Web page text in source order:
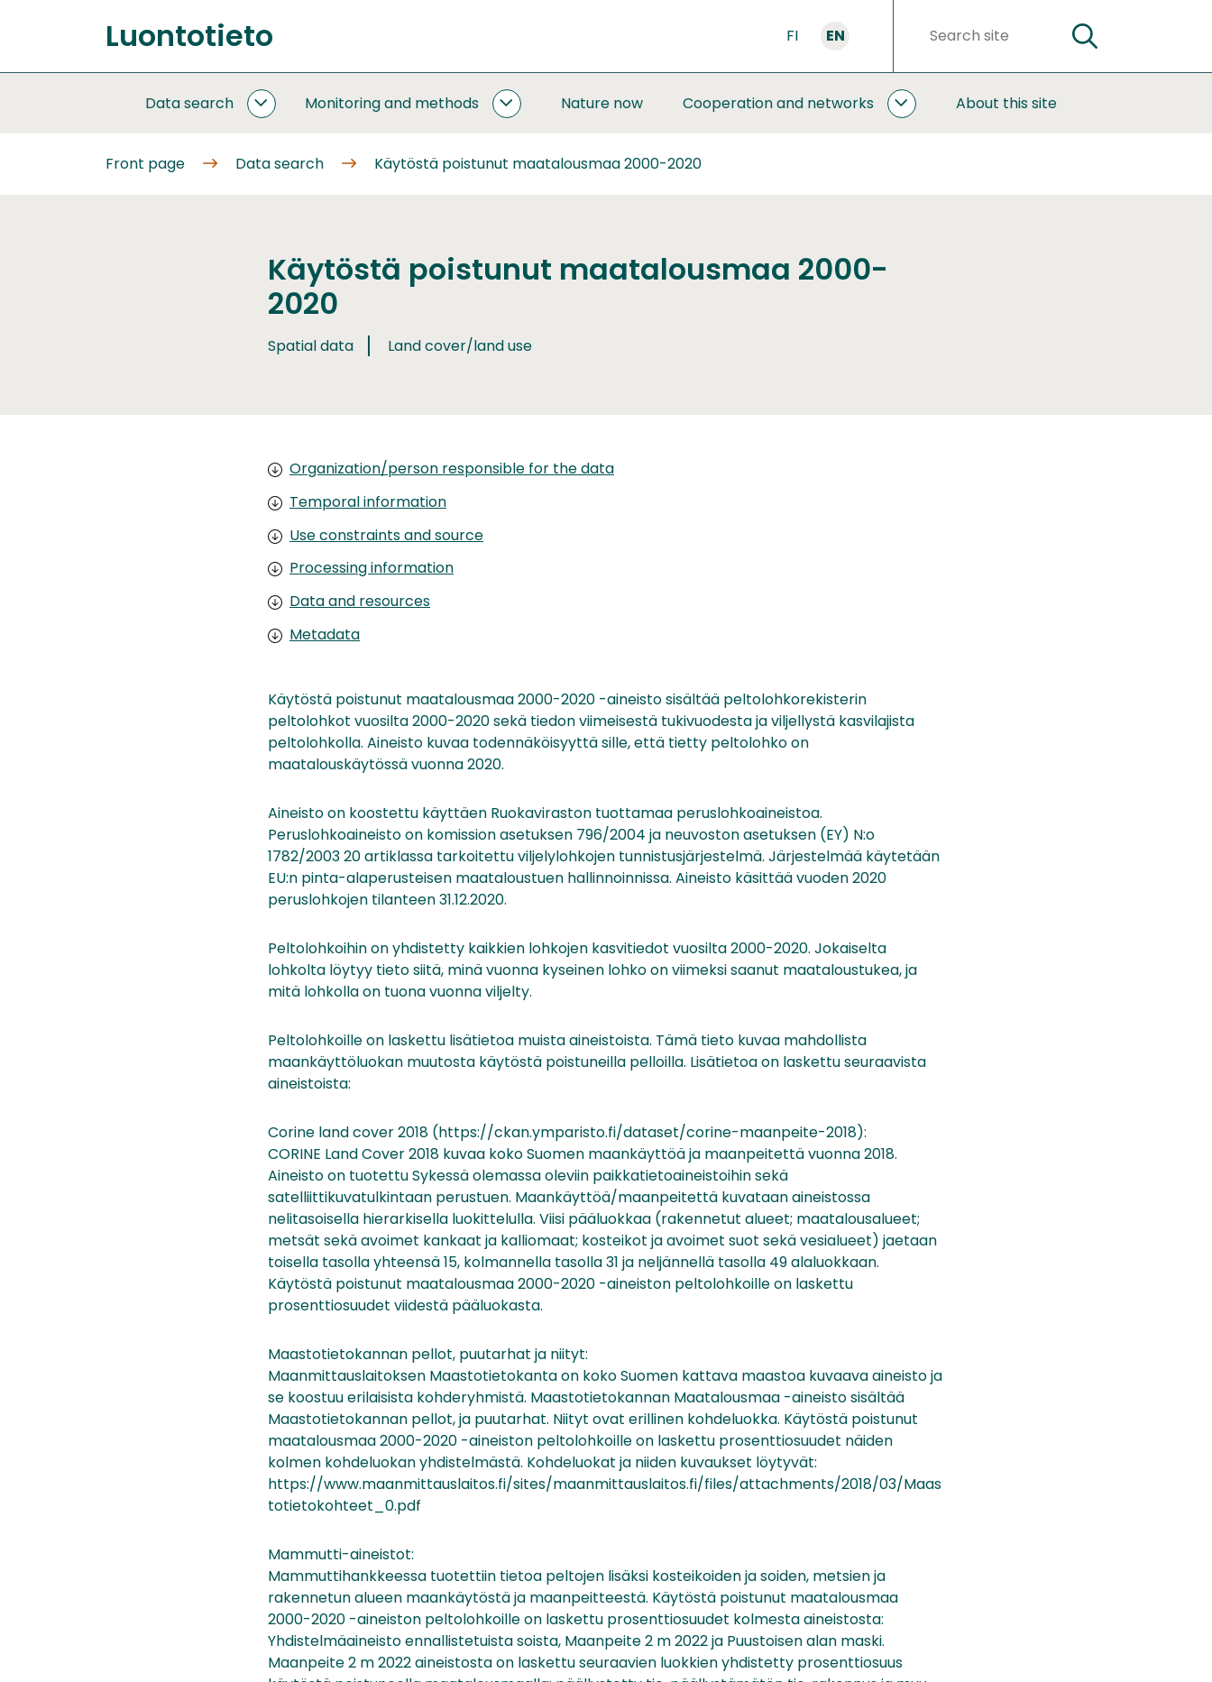
to
content
Front
Luontotieto FI EN
Search
SEARCH
Data search
DATA
Monitoring and methods
MONITORING
SUBPAGES
Nature now Cooperation and networks
COOPERATION
About this site
Front page Data search Käytöstä poistunut maatalousmaa 2000-2020
Käytöstä poistunut maatalousmaa 2000-
2020
Spatial data Land cover/land use
Organization/person responsible for the data
Temporal information
Use constraints and source
Processing information
Data and resources
Metadata
Käytöstä poistunut maatalousmaa 2000-2020 -aineisto sisältää peltolohkorekisterin
peltolohkot vuosilta 2000-2020 sekä tiedon viimeisestä tukivuodesta ja viljellystä kasvilajista
peltolohkolla. Aineisto kuvaa todennäköisyyttä sille, että tietty peltolohko on
maatalouskäytössä vuonna 2020.
Aineisto on koostettu käyttäen Ruokaviraston tuottamaa peruslohkoaineistoa.
Peruslohkoaineisto on komission asetuksen 796/2004 ja neuvoston asetuksen (EY) N:o
1782/2003 20 artiklassa tarkoitettu viljelylohkojen tunnistusjärjestelmä. Järjestelmää käytetään
EU:n pinta-alaperusteisen maataloustuen hallinnoinnissa. Aineisto käsittää vuoden 2020
peruslohkojen tilanteen 31.12.2020.
Peltolohkoihin on yhdistetty kaikkien lohkojen kasvitiedot vuosilta 2000-2020. Jokaiselta
lohkolta löytyy tieto siitä, minä vuonna kyseinen lohko on viimeksi saanut maataloustukea, ja
mitä lohkolla on tuona vuonna viljelty.
Peltolohkoille on laskettu lisätietoa muista aineistoista. Tämä tieto kuvaa mahdollista
maankäyttöluokan muutosta käytöstä poistuneilla pelloilla. Lisätietoa on laskettu seuraavista
aineistoista:
Corine land cover 2018 (https://ckan.ymparisto.fi/dataset/corine-maanpeite-2018):
CORINE Land Cover 2018 kuvaa koko Suomen maankäyttöä ja maanpeitettä vuonna 2018.
Aineisto on tuotettu Sykessä olemassa oleviin paikkatietoaineistoihin sekä
satelliittikuvatulkintaan perustuen. Maankäyttöä/maanpeitettä kuvataan aineistossa
nelitasoisella hierarkisella luokittelulla. Viisi pääluokkaa (rakennetut alueet; maatalousalueet;
metsät sekä avoimet kankaat ja kalliomaat; kosteikot ja avoimet suot sekä vesialueet) jaetaan
toisella tasolla yhteensä 15, kolmannella tasolla 31 ja neljännellä tasolla 49 alaluokkaan.
Käytöstä poistunut maatalousmaa 2000-2020 -aineiston peltolohkoille on laskettu
prosenttiosuudet viidestä pääluokasta.
Maastotietokannan pellot, puutarhat ja niityt:
Maanmittauslaitoksen Maastotietokanta on koko Suomen kattava maastoa kuvaava aineisto ja
se koostuu erilaisista kohderyhmistä. Maastotietokannan Maatalousmaa -aineisto sisältää
Maastotietokannan pellot, ja puutarhat. Niityt ovat erillinen kohdeluokka. Käytöstä poistunut
maatalousmaa 2000-2020 -aineiston peltolohkoille on laskettu prosenttiosuudet näiden
kolmen kohdeluokan yhdistelmästä. Kohdeluokat ja niiden kuvaukset löytyvät:
https://www.maanmittauslaitos.fi/sites/maanmittauslaitos.fi/files/attachments/2018/03/Maas
totietokohteet_0.pdf
Mammutti-aineistot:
Mammuttihankkeessa tuotettiin tietoa peltojen lisäksi kosteikoiden ja soiden, metsien ja
rakennetun alueen maankäytöstä ja maanpeitteestä. Käytöstä poistunut maatalousmaa
2000-2020 -aineiston peltolohkoille on laskettu prosenttiosuudet kolmesta aineistosta:
Yhdistelmäaineisto ennallistetuista soista, Maanpeite 2 m 2022 ja Puustoisen alan maski.
Maanpeite 2 m 2022 aineistosta on laskettu seuraavien luokkien yhdistetty prosenttiosuus